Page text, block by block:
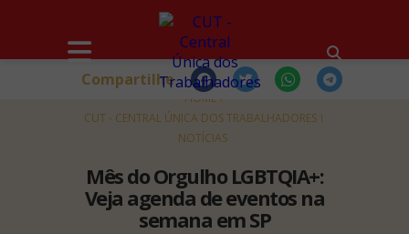
HOME
CUT - CENTRAL ÚNICA DOS TRABALHADORES
NOTÍCIAS
Mês do Orgulho LGBTQIA+:
Veja agenda de eventos na
semana em SP
Compartilhe